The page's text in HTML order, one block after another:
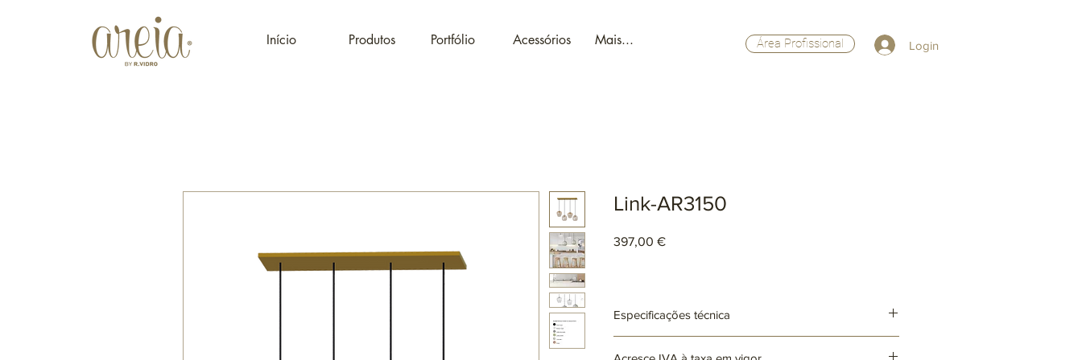
Início Produtos Portfólio Acessórios Mais... Área Profissional Login
Link-AR3150
397,00 €Preço
Especificações técnica